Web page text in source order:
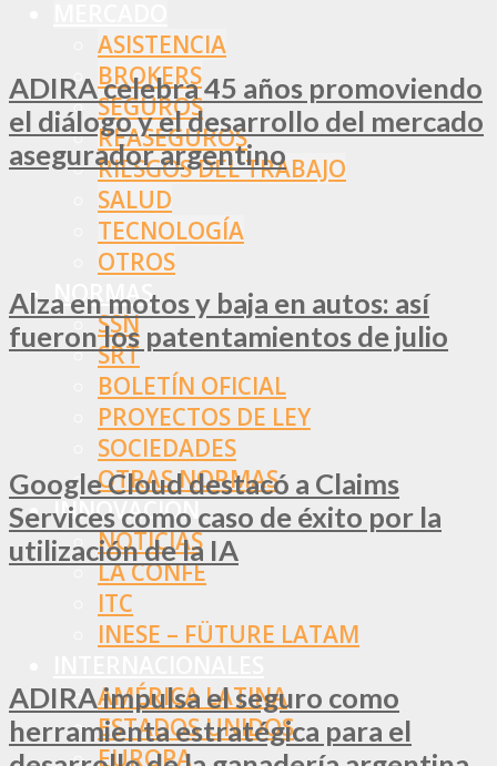
ASISTENCIA
BROKERS
SEGUROS
REASEGUROS
RIESGOS DEL TRABAJO
SALUD
TECNOLOGÍA
OTROS
NORMAS
SSN
SRT
BOLETÍN OFICIAL
PROYECTOS DE LEY
SOCIEDADES
OTRAS NORMAS
INNOVACIÓN
NOTICIAS
LA CONFE
ITC
INESE – FÜTURE LATAM
AMÉRICA LATINA
ESTADOS UNIDOS
EUROPA
ADIRA celebra 45 años promoviendo
el diálogo y el desarrollo del mercado
asegurador argentino
Alza en motos y baja en autos: así
fueron los patentamientos de julio
Google Cloud destacó a Claims
Services como caso de éxito por la
utilización de la IA
ADIRA impulsa el seguro como
herramienta estratégica para el